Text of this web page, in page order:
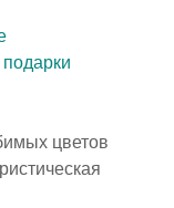
цветов